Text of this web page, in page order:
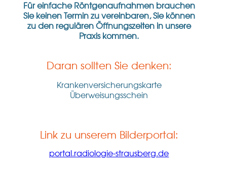
Für einfache Röntgenaufnahmen brauchen
Sie keinen Termin zu vereinbaren, Sie können
zu den regulären Öffnungszeiten in unsere
Praxis kommen.
Daran sollten Sie denken:
Krankenversicherungskarte
Überweisungsschein
Link zu unserem Bilderportal:
portal.radiologie-strausberg.de